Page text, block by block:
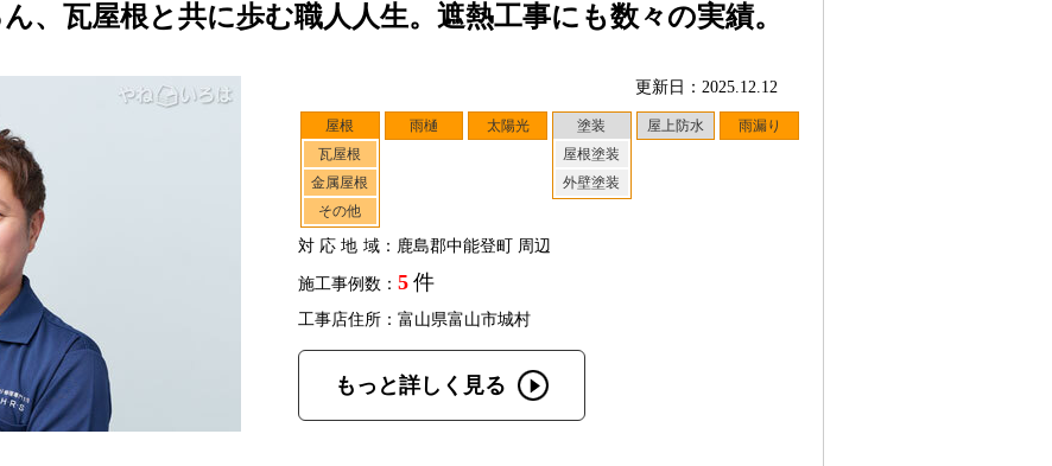
、瓦屋根と共に歩む職人人生。遮熱工事にも数々の実績。
更新日：2025.12.12
屋根
瓦屋根
金属屋根
その他
雨樋 太陽光
塗装
屋根塗装
外壁塗装
屋上防水 雨漏り
対応地域：鹿島郡中能登町 周辺
施工事例数： 5 件
工事店住所：富山県富山市城村
もっと詳しく見る